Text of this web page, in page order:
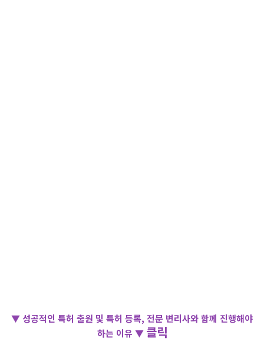
▼ 성공적인 특허 출원 및 특허 등록, 전문 변리사와 함께 진행해야
하는 이유 ▼ 클릭